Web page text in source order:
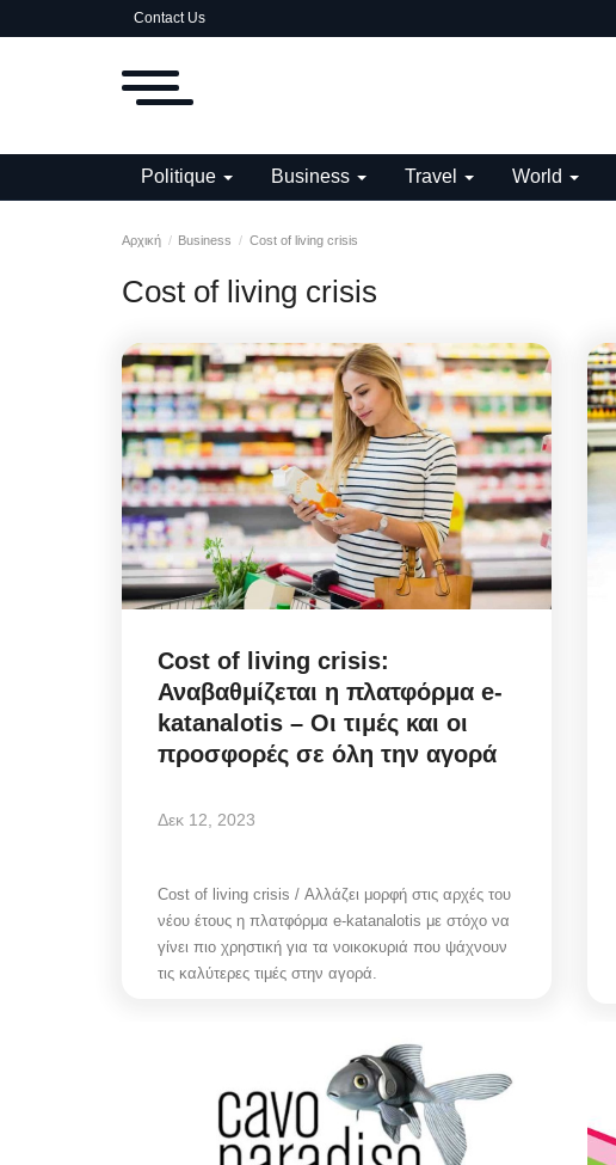
Contact Us
Politique Business Travel World
Αρχική Business Cost of living crisis
Cost of living crisis
Cost of living crisis:
Αναβαθμίζεται η πλατφόρμα e-
katanalotis – Οι τιμές και οι
προσφορές σε όλη την αγορά
Δεκ 12, 2023
Cost of living crisis / Αλλάζει μορφή στις αρχές του
νέου έτους η πλατφόρμα e-katanalotis με στόχο να
γίνει πιο χρηστική για τα νοικοκυριά που ψάχνουν
τις καλύτερες τιμές στην αγορά.